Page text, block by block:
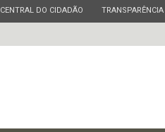
ESTADO
CENTRAL DO CIDADÃO ESTADO
TRANSPARÊNCIA